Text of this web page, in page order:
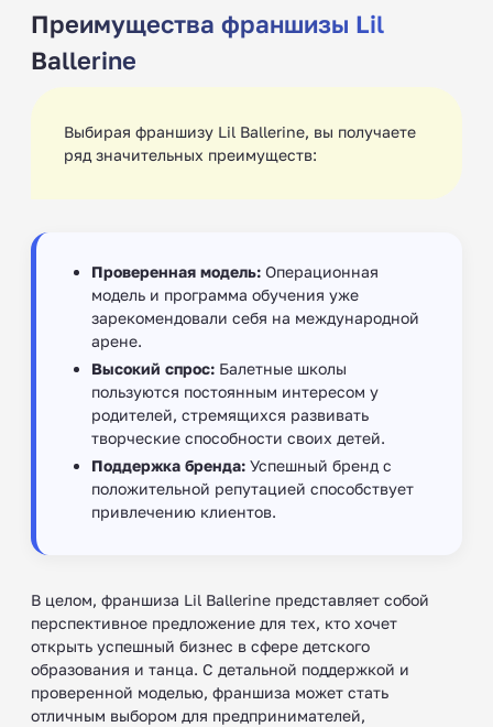
Преимущества франшизы Lil
Ballerine
Выбирая франшизу Lil Ballerine, вы получаете
ряд значительных преимуществ:
Проверенная модель: Операционная
модель и программа обучения уже
зарекомендовали себя на международной
арене.
Высокий спрос: Балетные школы
пользуются постоянным интересом у
родителей, стремящихся развивать
творческие способности своих детей.
Поддержка бренда: Успешный бренд с
положительной репутацией способствует
привлечению клиентов.
В целом, франшиза Lil Ballerine представляет собой
перспективное предложение для тех, кто хочет
открыть успешный бизнес в сфере детского
образования и танца. С детальной поддержкой и
проверенной моделью, франшиза может стать
отличным выбором для предпринимателей,